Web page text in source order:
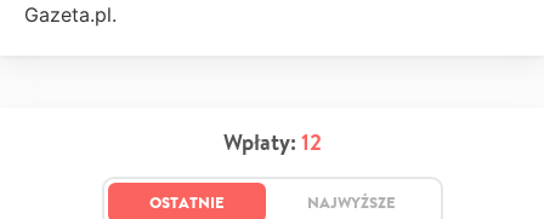
Gazeta.pl.
Wpłaty: 12
OSTATNIE NAJWYŻSZE